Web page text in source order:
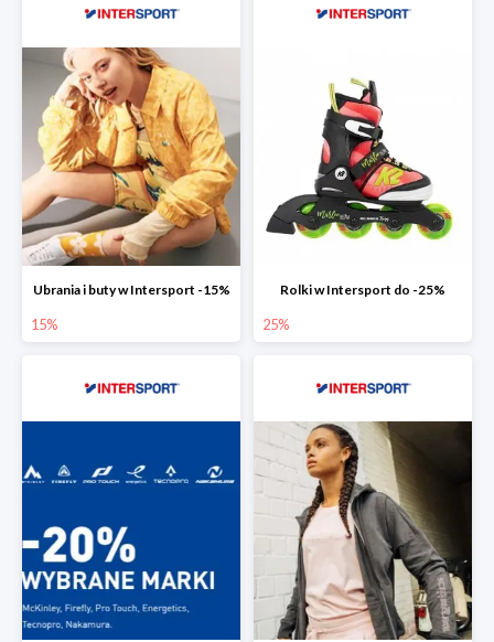
Ubrania i buty w Intersport -15%
15%
Rolki w Intersport do -25%
25%